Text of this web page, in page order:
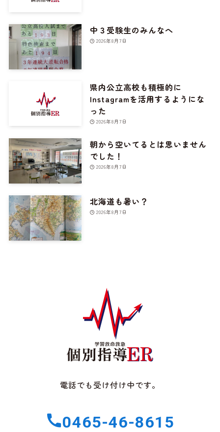
中３受験生のみんなへ
2026年8月7日
県内公立高校も積極的に
Instagramを活用するようにな
った
2026年8月7日
朝から空いてるとは思いません
でした！
2026年8月7日
北海道も暑い？
2026年8月7日
電話でも受け付け中です。
0465-46-8615